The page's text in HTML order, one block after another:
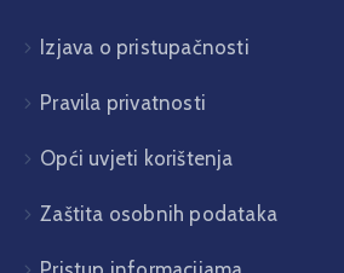
Izjava o pristupačnosti
Pravila privatnosti
Opći uvjeti korištenja
Zaštita osobnih podataka